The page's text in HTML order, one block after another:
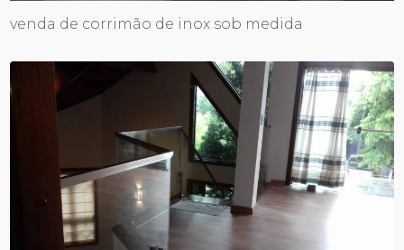
venda de corrimão de inox sob medida